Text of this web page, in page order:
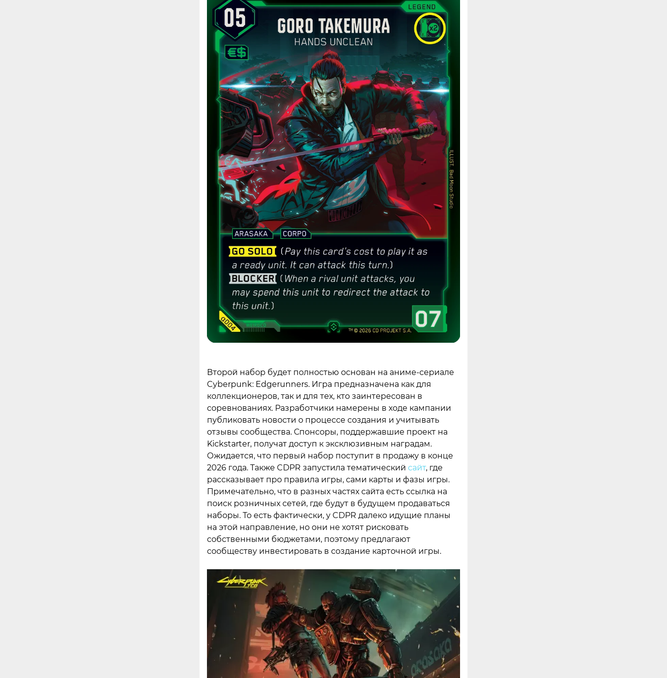
Второй набор будет полностью основан на аниме-сериале
Cyberpunk: Edgerunners. Игра предназначена как для
коллекционеров, так и для тех, кто заинтересован в
соревнованиях. Разработчики намерены в ходе кампании
публиковать новости о процессе создания и учитывать
отзывы сообщества. Спонсоры, поддержавшие проект на
Kickstarter, получат доступ к эксклюзивным наградам.
Ожидается, что первый набор поступит в продажу в конце
2026 года. Также CDPR запустила тематический сайт, где
рассказывает про правила игры, сами карты и фазы игры.
Примечательно, что в разных частях сайта есть ссылка на
поиск розничных сетей, где будут в будущем продаваться
наборы. То есть фактически, у CDPR далеко идущие планы
на этой направление, но они не хотят рисковать
собственными бюджетами, поэтому предлагают
сообществу инвестировать в создание карточной игры.